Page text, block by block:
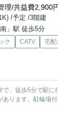
理/共益費2,900
/予定 /3階建
」駅 徒歩5分
ク CATV 宅配
で、徒歩5分で駅に
あります。駐輪場